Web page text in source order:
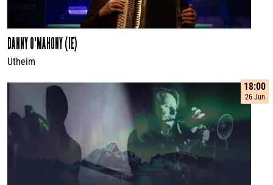
DANNY O'MAHONY (IE)
Utheim
18:00
26 Jun